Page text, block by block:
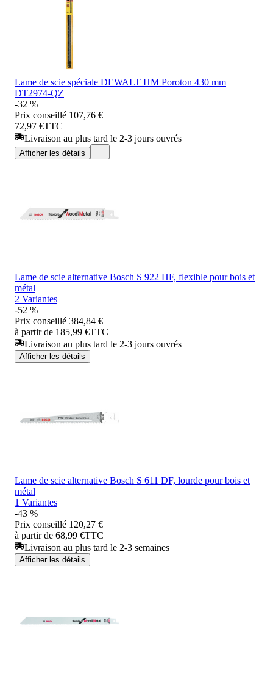
Lame de scie spéciale DEWALT HM Poroton 430 mm
DT2974-QZ
-32 %
Prix conseillé 107,76 €
72,97 €TTC
Livraison au plus tard le 2-3 jours ouvrés
Afficher les détails
Lame de scie alternative Bosch S 922 HF, flexible pour bois et
métal
2 Variantes
-52 %
Prix conseillé 384,84 €
à partir de 185,99 €TTC
Livraison au plus tard le 2-3 jours ouvrés
Afficher les détails
Lame de scie alternative Bosch S 611 DF, lourde pour bois et
métal
1 Variantes
-43 %
Prix conseillé 120,27 €
à partir de 68,99 €TTC
Livraison au plus tard le 2-3 semaines
Afficher les détails